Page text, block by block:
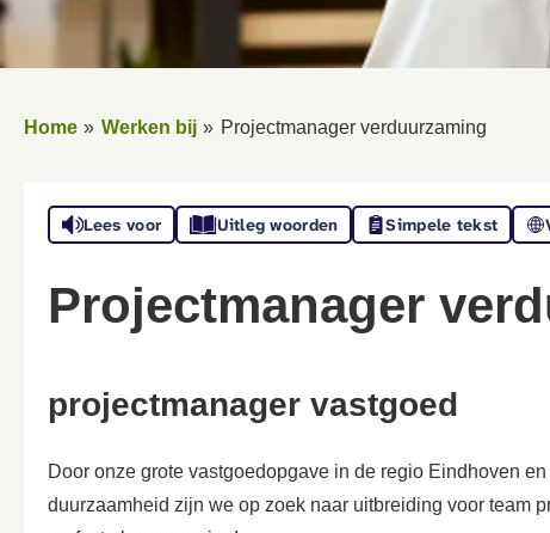
Home Werken bij Projectmanager verduurzaming
Lees voor Uitleg woorden Simpele tekst
Projectmanager
projectmanager vastgoed
Door onze grote vastgoedopgave in de regio Eindhoven en
duurzaamheid zijn we op zoek naar uitbreiding voor team